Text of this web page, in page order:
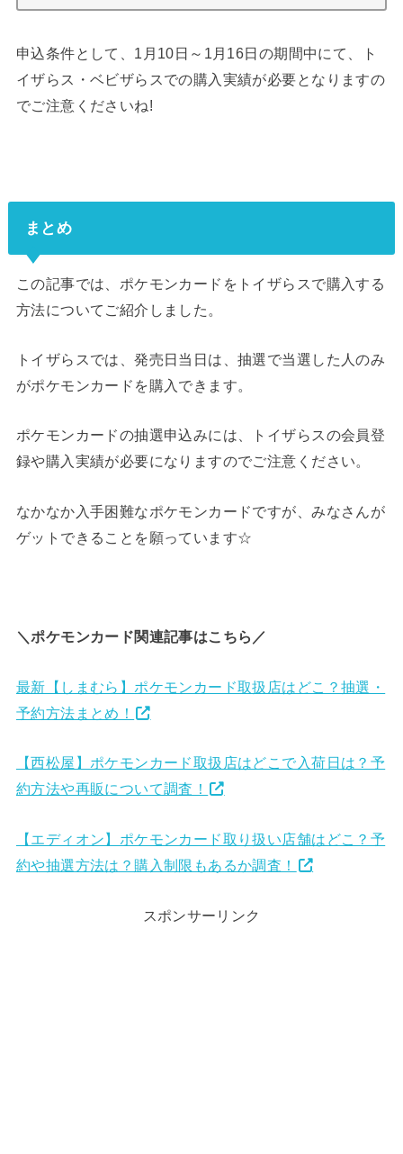
申込条件として、1月10日～1月16日の期間中にて、ト
イザらス・ベビザらスでの購入実績が必要となりますの
でご注意くださいね!
まとめ
この記事では、ポケモンカードをトイザらスで購入する
方法についてご紹介しました。
トイザらスでは、発売日当日は、抽選で当選した人のみ
がポケモンカードを購入できます。
ポケモンカードの抽選申込みには、トイザらスの会員登
録や購入実績が必要になりますのでご注意ください。
なかなか入手困難なポケモンカードですが、みなさんが
ゲットできることを願っています☆
＼ポケモンカード関連記事はこちら／
最新【しまむら】ポケモンカード取扱店はどこ？抽選・
予約方法まとめ！
【西松屋】ポケモンカード取扱店はどこで入荷日は？予
約方法や再販について調査！
【エディオン】ポケモンカード取り扱い店舗はどこ？予
約や抽選方法は？購入制限もあるか調査！
スポンサーリンク